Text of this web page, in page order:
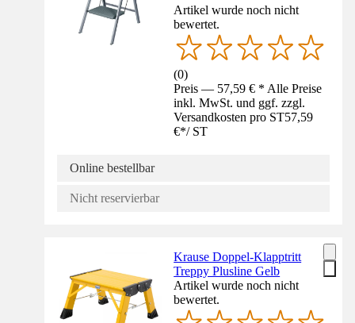
Artikel wurde noch nicht
bewertet.
(0)
Preis — 57,59 € * Alle Preise
inkl. MwSt. und ggf. zzgl.
Versandkosten pro ST57,59
€*/ ST
Online bestellbar
Nicht reservierbar
Krause Doppel-Klapptritt
Treppy Plusline Gelb
Artikel wurde noch nicht
bewertet.